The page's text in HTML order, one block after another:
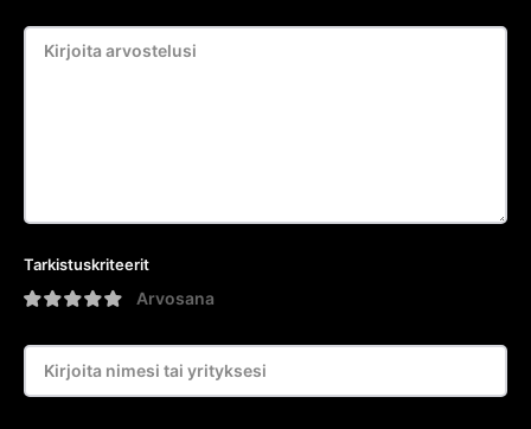
Tarkistuskriteerit
Arvosana